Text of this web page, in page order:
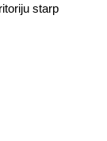
starp